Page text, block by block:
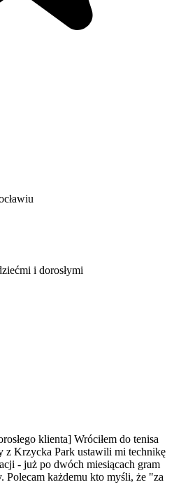
i dorosłymi
klienta] Wróciłem do tenisa
z Krzycka Park ustawili mi technikę
- już po dwóch miesiącach gram
Polecam każdemu kto myśli, że "za